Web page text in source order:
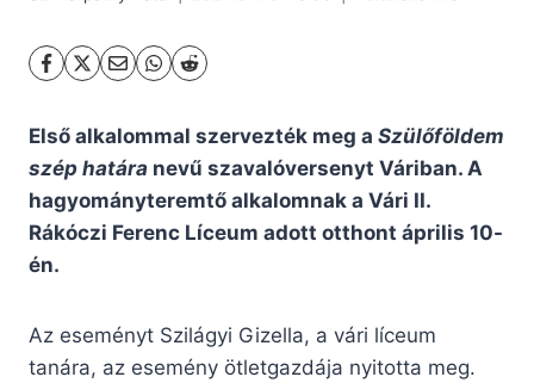
Első alkalommal szervezték meg a Szülőföldem
szép határa nevű szavalóversenyt Váriban. A
hagyományteremtő alkalomnak a Vári II.
Rákóczi Ferenc Líceum adott otthont április 10-
én.
Az eseményt Szilágyi Gizella, a vári líceum
tanára, az esemény ötletgazdája nyitotta meg.